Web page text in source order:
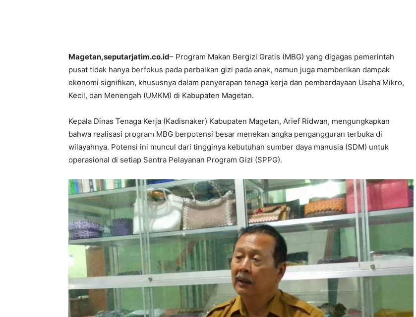
Magetan,seputarjatim.co.id– Program Makan Bergizi Gratis (MBG) yang digagas pemerintah
pusat tidak hanya berfokus pada perbaikan gizi pada anak, namun juga memberikan dampak
ekonomi signifikan, khususnya dalam penyerapan tenaga kerja dan pemberdayaan Usaha Mikro,
Kecil, dan Menengah (UMKM) di Kabupaten Magetan.
Kepala Dinas Tenaga Kerja (Kadisnaker) Kabupaten Magetan, Arief Ridwan, mengungkapkan
bahwa realisasi program MBG berpotensi besar menekan angka pengangguran terbuka di
wilayahnya. Potensi ini muncul dari tingginya kebutuhan sumber daya manusia (SDM) untuk
operasional di setiap Sentra Pelayanan Program Gizi (SPPG).